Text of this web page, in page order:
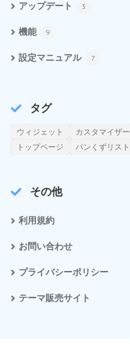
アップデート 3
機能 9
設定マニュアル 7
タグ
ウィジェット カスタマイザー
トップページ
パンくずリスト
その他
利用規約
お問い合わせ
プライバシーポリシー
テーマ販売サイト